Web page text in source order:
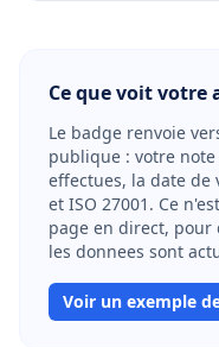
Ce que voit votre
Le badge renvoie
publique : votre
effectues, la date de
et ISO 27001. Ce
page en direct, pour
les donnees sont
Voir un exemple